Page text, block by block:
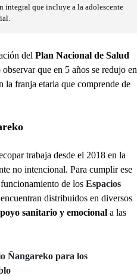
integral que incluye a la adolescente
del Plan Nacional de Salud
que en 5 años se redujo en
la franja etaria que comprende de
trabaja desde el 2018 en la
no intencional. Para cumplir ese
de los Espacios
distribuidos en diversos
sanitario y emocional a las
Ñangareko para los